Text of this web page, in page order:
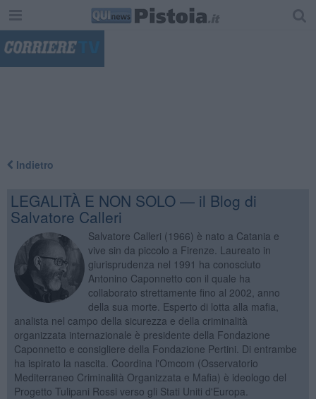
Indietro
LEGALITÀ E NON SOLO — il Blog di
Salvatore Calleri
Salvatore Calleri (1966) è nato a Catania e
vive sin da piccolo a Firenze. Laureato in
giurisprudenza nel 1991 ha conosciuto
Antonino Caponnetto con il quale ha
collaborato strettamente fino al 2002, anno
della sua morte. Esperto di lotta alla mafia,
analista nel campo della sicurezza e della criminalità
organizzata internazionale è presidente della Fondazione
Caponnetto e consigliere della Fondazione Pertini. Di entrambe
ha ispirato la nascita. Coordina l'Omcom (Osservatorio
Mediterraneo Criminalità Organizzata e Mafia) è ideologo del
Progetto Tulipani Rossi verso gli Stati Uniti d'Europa.